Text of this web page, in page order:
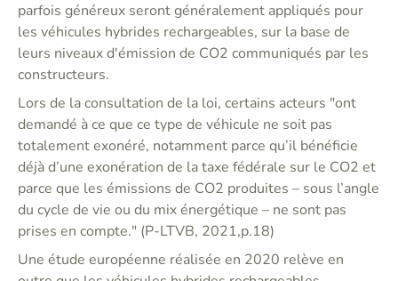
parfois généreux seront généralement appliqués pour
les véhicules hybrides rechargeables, sur la base de
leurs niveaux d'émission de CO2 communiqués par les
constructeurs.
Lors de la consultation de la loi, certains acteurs "ont
demandé à ce que ce type de véhicule ne soit pas
totalement exonéré, notamment parce qu’il bénéficie
déjà d’une exonération de la taxe fédérale sur le CO2 et
parce que les émissions de CO2 produites – sous l’angle
du cycle de vie ou du mix énergétique – ne sont pas
prises en compte." (P-LTVB, 2021,p.18)
Une étude européenne réalisée en 2020 relève en